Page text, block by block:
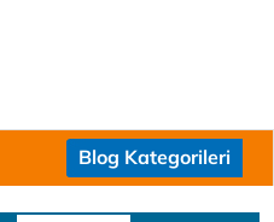
Blog Kategorileri